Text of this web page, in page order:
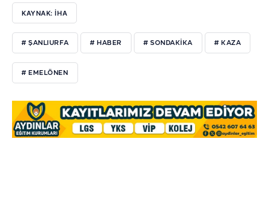
KAYNAK: İHA
# ŞANLIURFA # HABER # SONDAKIKA # KAZA
# EMELÖNEN